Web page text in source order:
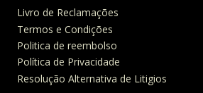
Livro de Reclamações
Termos e Condições
Politica de reembolso
Política de Privacidade
Resolução Alternativa de Litigios